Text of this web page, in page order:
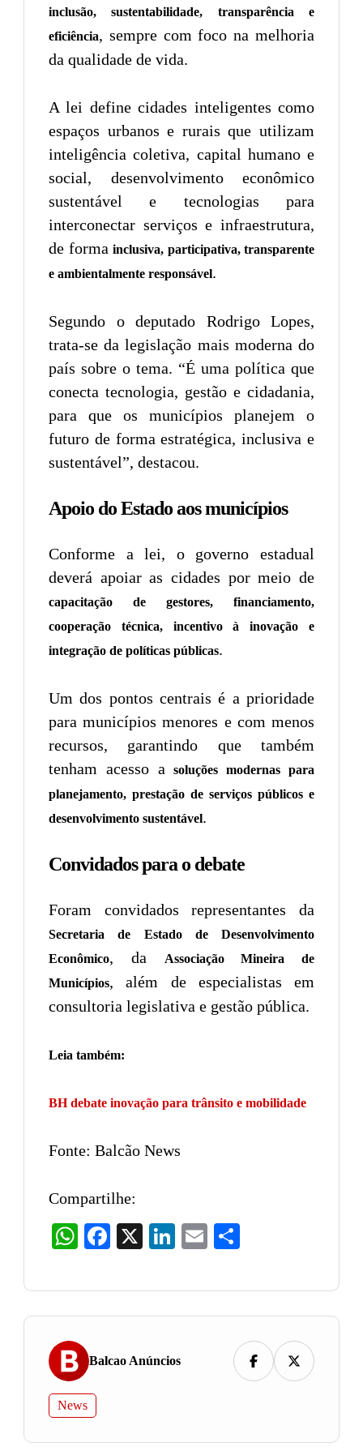
inclusão, sustentabilidade, transparência e
eficiência, sempre com foco na melhoria
da qualidade de vida.
A lei define cidades inteligentes como
espaços urbanos e rurais que utilizam
inteligência coletiva, capital humano e
social, desenvolvimento econômico
sustentável e tecnologias para
interconectar serviços e infraestrutura,
de forma inclusiva, participativa, transparente
e ambientalmente responsável.
Segundo o deputado Rodrigo Lopes,
trata-se da legislação mais moderna do
país sobre o tema. “É uma política que
conecta tecnologia, gestão e cidadania,
para que os municípios planejem o
futuro de forma estratégica, inclusiva e
sustentável”, destacou.
Apoio do Estado aos municípios
Conforme a lei, o governo estadual
deverá apoiar as cidades por meio de
capacitação de gestores, financiamento,
cooperação técnica, incentivo à inovação e
integração de políticas públicas.
Um dos pontos centrais é a prioridade
para municípios menores e com menos
recursos, garantindo que também
tenham acesso asoluções modernas para
planejamento, prestação de serviços públicos e
desenvolvimento sustentável.
Convidados para o debate
Foram convidados representantes da
Secretaria de Estado de Desenvolvimento
Econômico, da
Associação Mineira de
Municípios, além de especialistas em
consultoria legislativa e gestão pública.
Leia também:
BH debate inovação para trânsito e mobilidade
Fonte: Balcão News
Compartilhe:
WhatsAppFacebook LinkedIn
Email
Balcao Anúncios
News